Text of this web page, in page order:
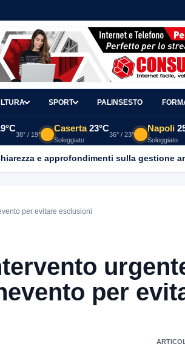
SPORT PALINSESTO
38° / 19°
Caserta 23°C
Soleggiato
36° / 23°
Napoli
Soleggiato
e approfondimenti sulla gestione
per evitare esclusioni
per